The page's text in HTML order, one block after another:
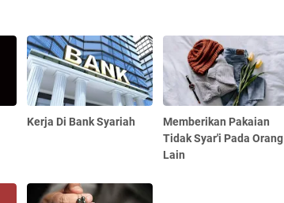
Kerja Di Bank Syariah
Memberikan Pakaian
Tidak Syar'i Pada Orang
Lain